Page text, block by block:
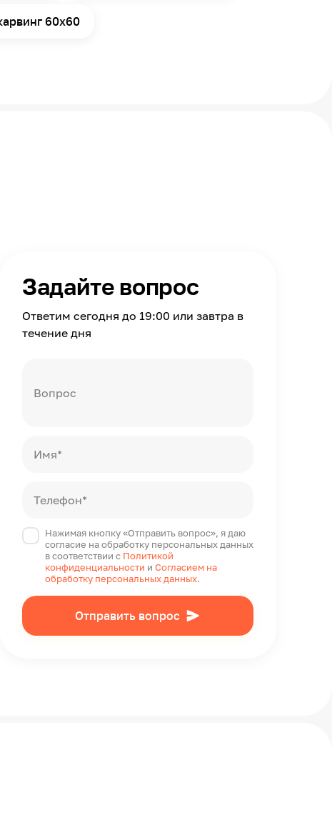
60х60
Задайте вопрос
Ответим сегодня до 19:00 или завтра в
течение дня
Вопрос
Имя*
Телефон*
Нажимая кнопку «Отправить вопрос», я даю
согласие на обработку персональных данных
в соответствии с Политикой
конфиденциальности и Согласием на
обработку персональных данных.
Отправить вопрос